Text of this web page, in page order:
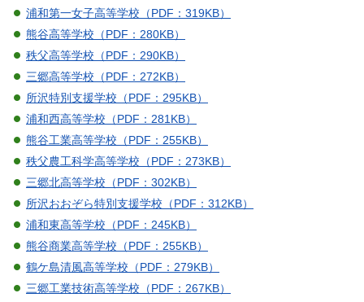
浦和第一女子高等学校（PDF：319KB）
熊谷高等学校（PDF：280KB）
秩父高等学校（PDF：290KB）
三郷高等学校（PDF：272KB）
所沢特別支援学校（PDF：295KB）
浦和西高等学校（PDF：281KB）
熊谷工業高等学校（PDF：255KB）
秩父農工科学高等学校（PDF：273KB）
三郷北高等学校（PDF：302KB）
所沢おおぞら特別支援学校（PDF：312KB）
浦和東高等学校（PDF：245KB）
熊谷商業高等学校（PDF：255KB）
鶴ケ島清風高等学校（PDF：279KB）
三郷工業技術高等学校（PDF：267KB）